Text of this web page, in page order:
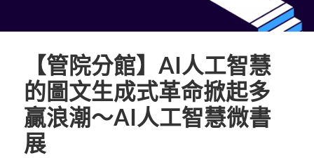
【管院分館】AI人工智慧
的圖文生成式革命掀起多
贏浪潮～AI人工智慧微書
展